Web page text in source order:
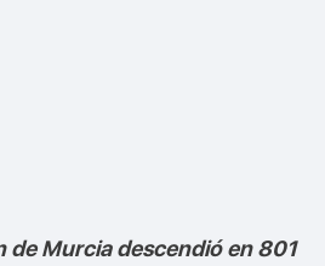
de Murcia descendió en 801